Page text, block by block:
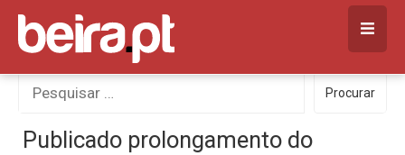
Skip
content
Procurar
por:
Procurar
Publicado prolongamento do